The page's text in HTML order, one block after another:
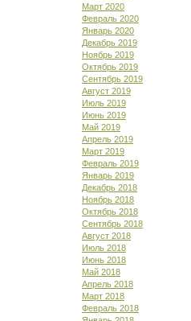
Март 2020
Февраль 2020
Январь 2020
Декабрь 2019
Ноябрь 2019
Октябрь 2019
Сентябрь 2019
Август 2019
Июль 2019
Июнь 2019
Май 2019
Апрель 2019
Март 2019
Февраль 2019
Январь 2019
Декабрь 2018
Ноябрь 2018
Октябрь 2018
Сентябрь 2018
Август 2018
Июль 2018
Июнь 2018
Май 2018
Апрель 2018
Март 2018
Февраль 2018